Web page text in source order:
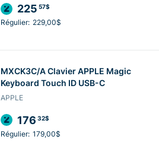
225 57$
Régulier: 229,00$
MXCK3C/A Clavier APPLE Magic
Keyboard Touch ID USB-C
APPLE
176 32$
Régulier: 179,00$